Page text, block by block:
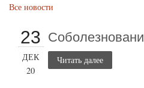
Все новости
23
ДЕК
20
Читать далее